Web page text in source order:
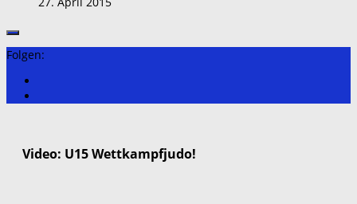
Folgen:
Video: U15 Wettkampfjudo!